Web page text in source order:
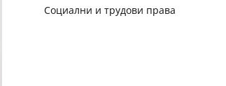
Социални и трудови права